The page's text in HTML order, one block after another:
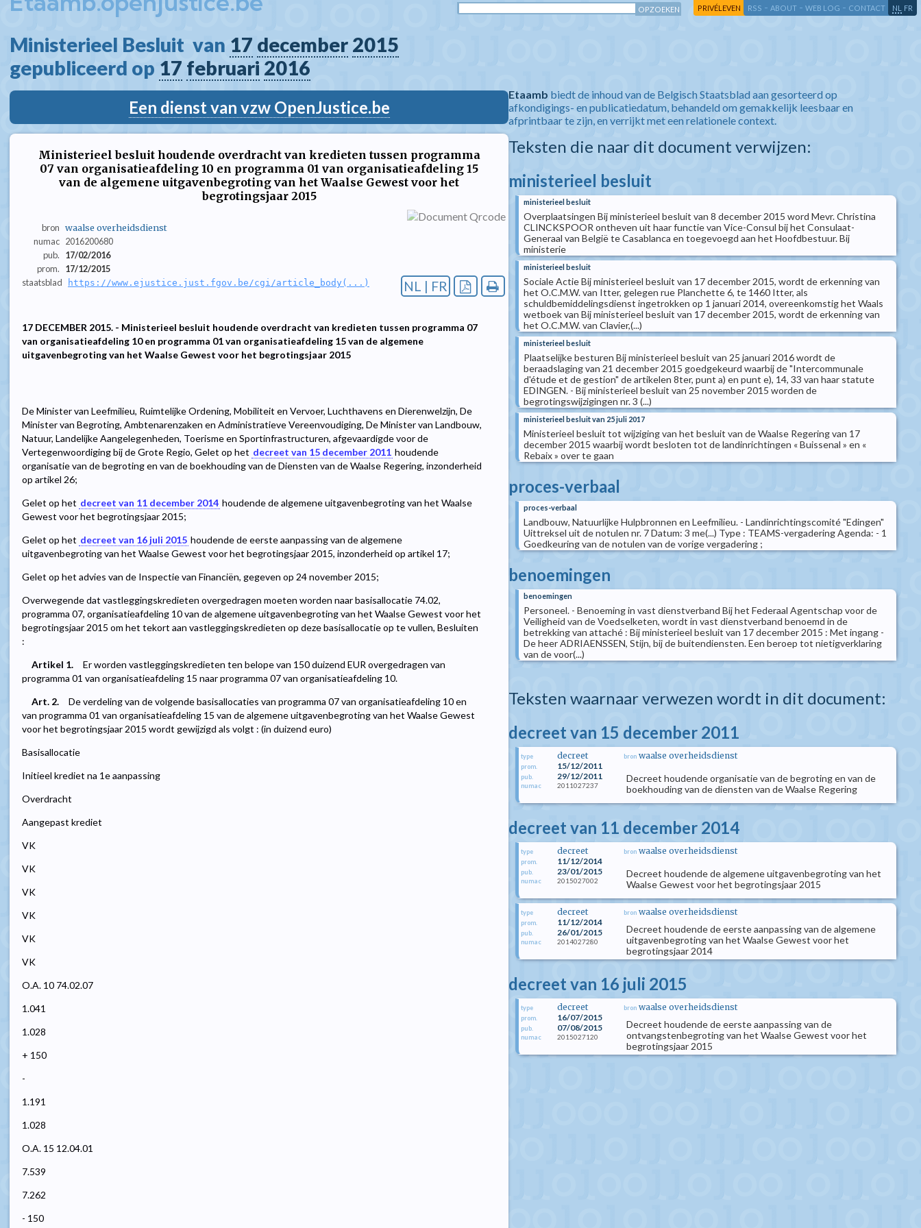
PRIVÉLEVEN RSS - ABOUT - WEB LOG - CONTACT NL FR
Ministerieel Besluit  van 17 december 2015
gepubliceerd op 17 februari 2016
Een dienst van vzw OpenJustice.be
Ministerieel besluit houdende overdracht van kredieten tussen programma
07 van organisatieafdeling 10 en programma 01 van organisatieafdeling 15
van de algemene uitgavenbegroting van het Waalse Gewest voor het
begrotingsjaar 2015
bron waalse overheidsdienst
numac 2016200680
pub.
17/02/2016
prom.
17/12/2015
staatsblad
https://www.ejustice.just.fgov.be/cgi/article_body(...) NL | FR
17 DECEMBER 2015. - Ministerieel besluit houdende overdracht van kredieten tussen programma 07
van organisatieafdeling 10 en programma 01 van organisatieafdeling 15 van de algemene
uitgavenbegroting van het Waalse Gewest voor het begrotingsjaar 2015
De Minister van Leefmilieu, Ruimtelijke Ordening, Mobiliteit en Vervoer, Luchthavens en Dierenwelzijn, De
Minister van Begroting, Ambtenarenzaken en Administratieve Vereenvoudiging, De Minister van Landbouw,
Natuur, Landelijke Aangelegenheden, Toerisme en Sportinfrastructuren, afgevaardigde voor de
Vertegenwoordiging bij de Grote Regio, Gelet op het decreet van 15 december 2011 houdende
organisatie van de begroting en van de boekhouding van de Diensten van de Waalse Regering, inzonderheid
op artikel 26;
Gelet op het decreet van 11 december 2014 houdende de algemene uitgavenbegroting van het Waalse
Gewest voor het begrotingsjaar 2015;
Gelet op het decreet van 16 juli 2015 houdende de eerste aanpassing van de algemene
uitgavenbegroting van het Waalse Gewest voor het begrotingsjaar 2015, inzonderheid op artikel 17;
Gelet op het advies van de Inspectie van Financiën, gegeven op 24 november 2015;
Overwegende dat vastleggingskredieten overgedragen moeten worden naar basisallocatie 74.02,
programma 07, organisatieafdeling 10 van de algemene uitgavenbegroting van het Waalse Gewest voor het
begrotingsjaar 2015 om het tekort aan vastleggingskredieten op deze basisallocatie op te vullen, Besluiten
:
Artikel 1.
Er worden vastleggingskredieten ten belope van 150 duizend EUR overgedragen van
programma 01 van organisatieafdeling 15 naar programma 07 van organisatieafdeling 10.
Art. 2.
De verdeling van de volgende basisallocaties van programma 07 van organisatieafdeling 10 en
van programma 01 van organisatieafdeling 15 van de algemene uitgavenbegroting van het Waalse Gewest
voor het begrotingsjaar 2015 wordt gewijzigd als volgt : (in duizend euro)
Basisallocatie
Initieel krediet na 1e aanpassing
Overdracht
Aangepast krediet
VK
VK
VK
VK
VK
VK
O.A. 10 74.02.07
1.041
1.028
+ 150
-
1.191
1.028
O.A. 15 12.04.01
7.539
7.262
- 150
Etaamb biedt de inhoud van de Belgisch Staatsblad aan gesorteerd op
afkondigings- en publicatiedatum, behandeld om gemakkelijk leesbaar en
afprintbaar te zijn, en verrijkt met een relationele context.
Teksten die naar dit document verwijzen:
ministerieel besluit
ministerieel besluit
Overplaatsingen Bij ministerieel besluit van 8 december 2015 word Mevr. Christina
CLINCKSPOOR ontheven uit haar functie van Vice-Consul bij het Consulaat-
Generaal van België te Casablanca en toegevoegd aan het Hoofdbestuur. Bij
ministerie
ministerieel besluit
Sociale Actie Bij ministerieel besluit van 17 december 2015, wordt de erkenning van
het O.C.M.W. van Itter, gelegen rue Planchette 6, te 1460 Itter, als
schuldbemiddelingsdienst ingetrokken op 1 januari 2014, overeenkomstig het Waals
wetboek van Bij ministerieel besluit van 17 december 2015, wordt de erkenning van
het O.C.M.W. van Clavier,(...)
ministerieel besluit
Plaatselijke besturen Bij ministerieel besluit van 25 januari 2016 wordt de
beraadslaging van 21 december 2015 goedgekeurd waarbij de "Intercommunale
d'étude et de gestion" de artikelen 8ter, punt a) en punt e), 14, 33 van haar statute
EDINGEN. - Bij ministerieel besluit van 25 november 2015 worden de
begrotingswijzigingen nr. 3 (...)
ministerieel besluit van 25 juli 2017
Ministerieel besluit tot wijziging van het besluit van de Waalse Regering van 17
december 2015 waarbij wordt besloten tot de landinrichtingen « Buissenal » en «
Rebaix » over te gaan
proces-verbaal
proces-verbaal
Landbouw, Natuurlijke Hulpbronnen en Leefmilieu. - Landinrichtingscomité "Edingen"
Uittreksel uit de notulen nr. 7 Datum: 3 me(...) Type : TEAMS-vergadering Agenda: - 1
Goedkeuring van de notulen van de vorige vergadering ;
benoemingen
benoemingen
Personeel. - Benoeming in vast dienstverband Bij het Federaal Agentschap voor de
Veiligheid van de Voedselketen, wordt in vast dienstverband benoemd in de
betrekking van attaché : Bij ministerieel besluit van 17 december 2015 : Met ingang -
De heer ADRIAENSSEN, Stijn, bij de buitendiensten. Een beroep tot nietigverklaring
van de voor(...)
Teksten waarnaar verwezen wordt in dit document:
decreet van 15 december 2011
type decreet
prom. 15/12/2011
pub. 29/12/2011
numac 2011027237
bron waalse overheidsdienst
Decreet houdende organisatie van de begroting en van de
boekhouding van de diensten van de Waalse Regering
decreet van 11 december 2014
type decreet
prom. 11/12/2014
pub. 23/01/2015
numac 2015027002
bron waalse overheidsdienst
Decreet houdende de algemene uitgavenbegroting van het
Waalse Gewest voor het begrotingsjaar 2015
type decreet
prom. 11/12/2014
pub. 26/01/2015
numac 2014027280
bron waalse overheidsdienst
Decreet houdende de eerste aanpassing van de algemene
uitgavenbegroting van het Waalse Gewest voor het
begrotingsjaar 2014
decreet van 16 juli 2015
type decreet
prom. 16/07/2015
pub. 07/08/2015
numac 2015027120
bron waalse overheidsdienst
Decreet houdende de eerste aanpassing van de
ontvangstenbegroting van het Waalse Gewest voor het
begrotingsjaar 2015